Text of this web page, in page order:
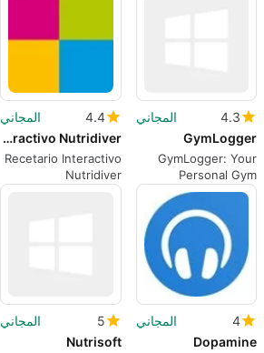
4.3
المجاني
GymLogger
GymLogger: Your
Personal Gym
Assistant
4.4
المجاني
Recetario interactivo Nutridiver
Recetario Interactivo
Nutridiver
4
المجاني
Dopamine
5
المجاني
Nutrisoft